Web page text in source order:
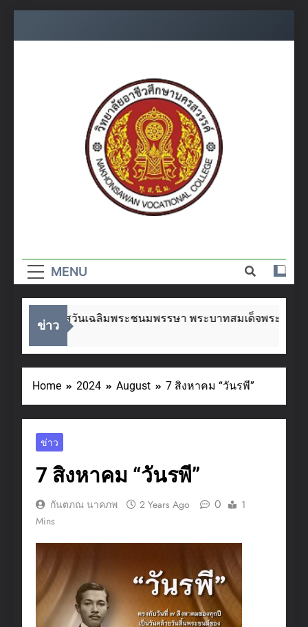
อาชีวศึกษา
นครสวรรค์
MENU
ข่าว
งในโอกาสวันเฉลิมพระชนมพรรษา พระบาทสมเด็จพระเจ้าอยู่
Home 2024 August 7 สิงหาคม “วันรพี”
ข่าว
7 สิงหาคม “วันรพี”
กันตภณ นาคภพ 2 Years Ago 0
1
Mins